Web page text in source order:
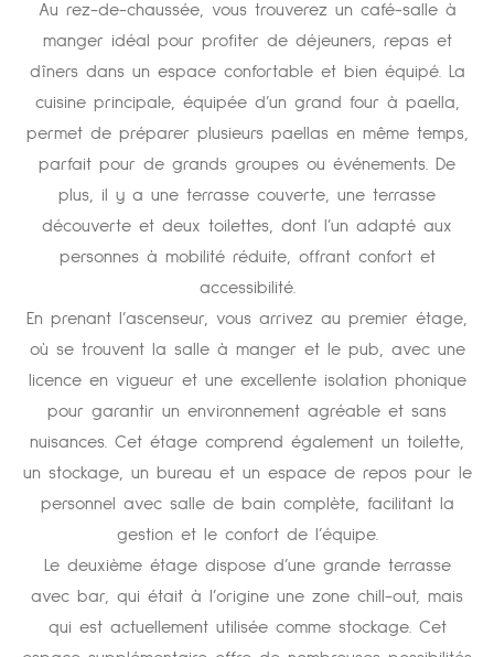
Au rez-de-chaussée, vous trouverez un café-salle à
manger idéal pour profiter de déjeuners, repas et
dîners dans un espace confortable et bien équipé. La
cuisine principale, équipée d’un grand four à paella,
permet de préparer plusieurs paellas en même temps,
parfait pour de grands groupes ou événements. De
plus, il y a une terrasse couverte, une terrasse
découverte et deux toilettes, dont l’un adapté aux
personnes à mobilité réduite, offrant confort et
accessibilité.
En prenant l’ascenseur, vous arrivez au premier étage,
où se trouvent la salle à manger et le pub, avec une
licence en vigueur et une excellente isolation phonique
pour garantir un environnement agréable et sans
nuisances. Cet étage comprend également un toilette,
un stockage, un bureau et un espace de repos pour le
personnel avec salle de bain complète, facilitant la
gestion et le confort de l’équipe.
Le deuxième étage dispose d’une grande terrasse
avec bar, qui était à l’origine une zone chill-out, mais
qui est actuellement utilisée comme stockage. Cet